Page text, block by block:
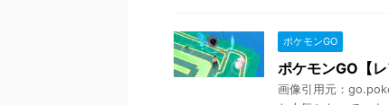
ポケモンGO
ポケモンGO【
画像引用元：